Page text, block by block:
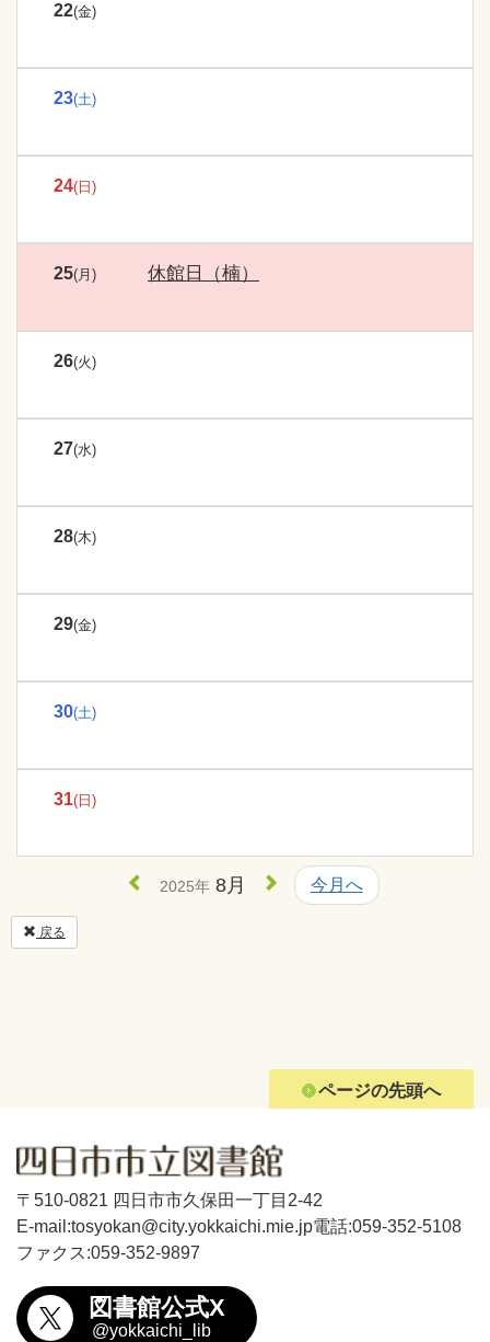
22(金)
23(土)
24(日)
25(月) 休館日（楠）
26(火)
27(水)
28(木)
29(金)
30(土)
31(日)
2025年8月 今月へ
戻る
ページの先頭へ
〒510-0821 四日市市久保田一丁目2-42
E-mail:tosyokan@city.yokkaichi.mie.jp電話:059-352-5108
ファクス:059-352-9897
図書館公式X
@yokkaichi_lib